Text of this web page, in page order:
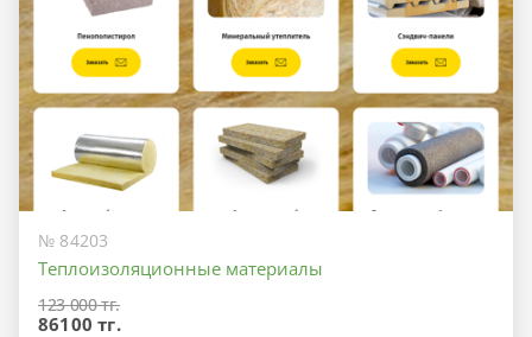
№ 84203
Теплоизоляционные материалы
123 000 тг.
86100 тг.